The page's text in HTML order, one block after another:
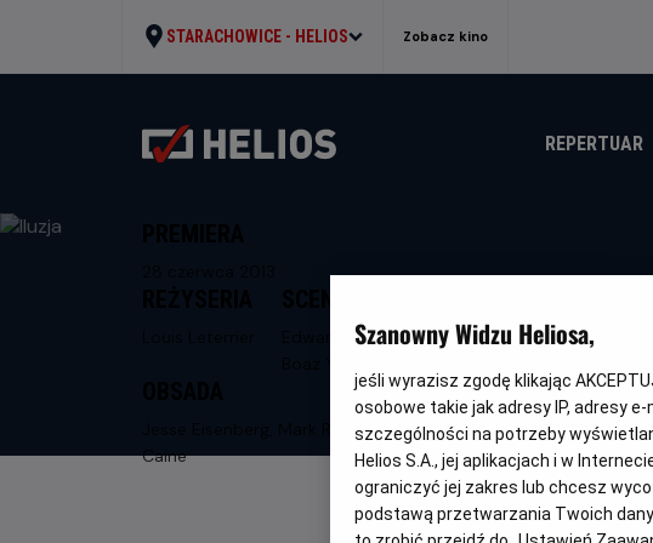
STARACHOWICE - HELIOS Zobacz kino
REPERTUAR
tytuł
Edward Ricourt,
Jesse Eisenberg, Mark Ruffalo, Michael
Caine
Szanowny Widzu Heliosa,
jeśli wyrazisz zgodę klikając
osobowe takie jak adresy IP, adresy
szczególności na potrzeby
Helios S.A., jej aplikacjach i w
ograniczyć jej zakres lub chcesz
podstawą przetwarzania Twoich